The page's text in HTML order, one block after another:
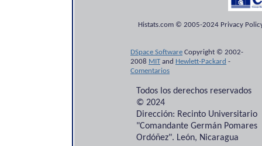
Histats.com © 2005-2024 Privacy
DSpace Software Copyright © 2002-
2008 MITand Hewlett-Packard -
Comentarios
Todos los derechos reservados
© 2024
Dirección: Recinto Universitario
"Comandante Germán Pomares
Ordóñez". León, Nicaragua